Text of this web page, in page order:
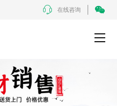
在线咨询